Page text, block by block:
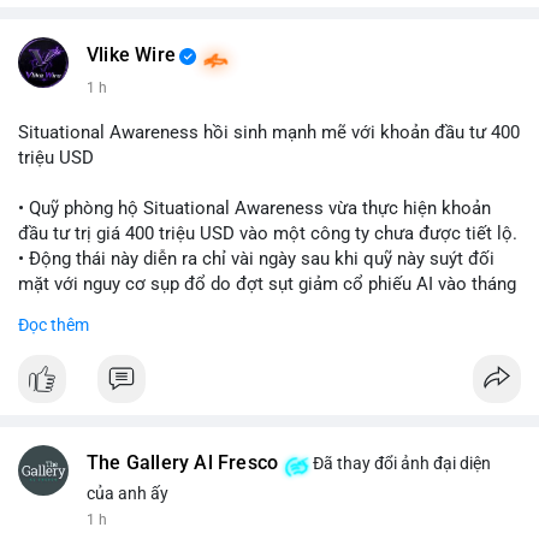
Vlike Wire
1 h
Situational Awareness hồi sinh mạnh mẽ với khoản đầu tư 400
triệu USD
• Quỹ phòng hộ Situational Awareness vừa thực hiện khoản
đầu tư trị giá 400 triệu USD vào một công ty chưa được tiết lộ.
• Động thái này diễn ra chỉ vài ngày sau khi quỹ này suýt đối
mặt với nguy cơ sụp đổ do đợt sụt giảm cổ phiếu AI vào tháng
• Sự trở lại này đánh dấu bước phục hồi đáng chú ý của quỹ
$btc $eth
Đọc thêm
The Gallery Al Fresco
Đã thay đổi ảnh đại diện
của anh ấy
1 h